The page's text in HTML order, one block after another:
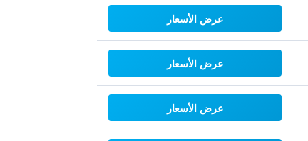
عرض الأسعار
عرض الأسعار
عرض الأسعار